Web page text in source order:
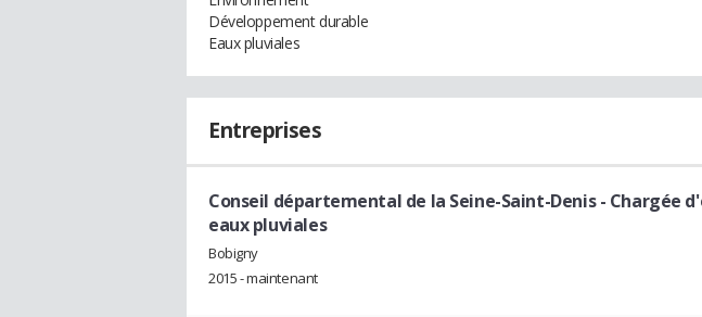
Développement durable
Eaux pluviales
Entreprises
Conseil départemental de la Seine-Saint-Denis- Chargée
eaux pluviales
Bobigny
2015 - maintenant